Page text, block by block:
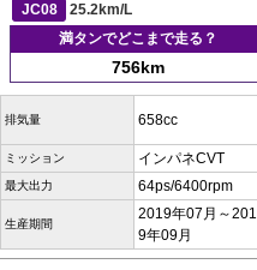
JC08
25.2km/L
満タンでどこまで走る？
756km
排気量 658cc
ミッション インパネCVT
最大出力 64ps/6400rpm
生産期間
2019年07月～201
9年09月